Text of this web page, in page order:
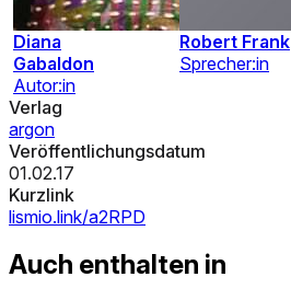
Diana
Gabaldon
Autor:in
Robert Frank
Sprecher:in
Verlag
argon
Veröffentlichungsdatum
01.02.17
Kurzlink
lismio.link/a2RPD
Auch enthalten in